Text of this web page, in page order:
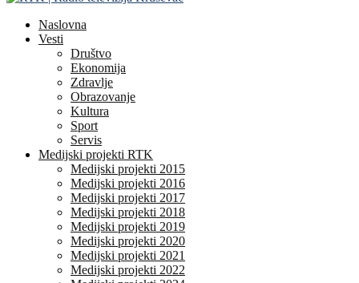
Naslovna
Vesti
Društvo
Ekonomija
Zdravlje
Obrazovanje
Kultura
Sport
Servis
Medijski projekti RTK
Medijski projekti 2015
Medijski projekti 2016
Medijski projekti 2017
Medijski projekti 2018
Medijski projekti 2019
Medijski projekti 2020
Medijski projekti 2021
Medijski projekti 2022